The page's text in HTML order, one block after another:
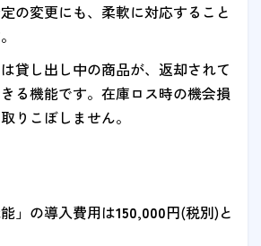
の変更にも、柔軟に対応すること
貸し出し中の商品が、返却されて
る機能です。在庫ロス時の機会損
りこぼしません。
」の導入費用は150,000円(税別)と